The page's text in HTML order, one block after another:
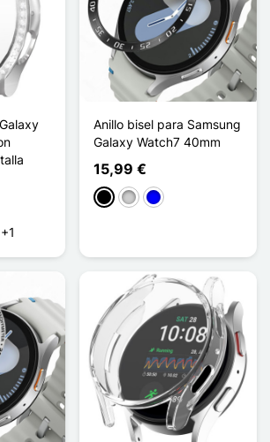
+1
Anillo bisel para Samsung
Galaxy Watch7 40mm
15,99 €
NegroPlataAzul